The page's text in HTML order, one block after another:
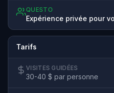
QUESTO
Expérience privée pour
Tarifs
VISITES GUIDÉES
30-40 $ par personne